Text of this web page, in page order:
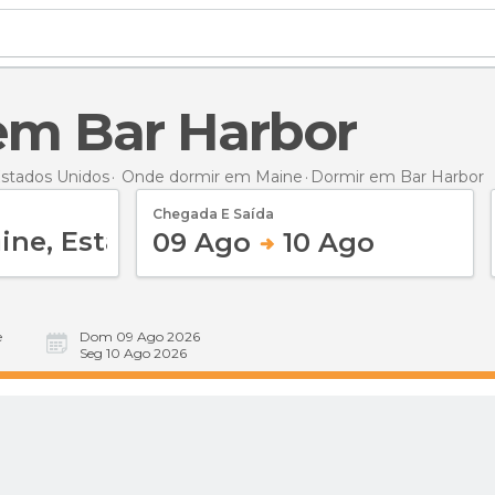
Bar Harbor
Unidos Onde dormir em Maine Dormir em Bar Harbor
Chegada E Saída
09 Ago 10 Ago
Dom 09 Ago 2026
Seg 10 Ago 2026